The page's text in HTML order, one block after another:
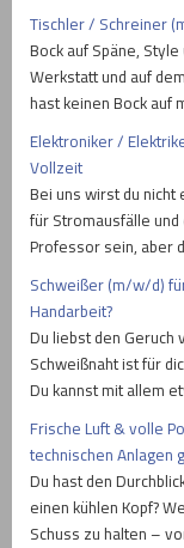
Tischler / Schreiner
Bock auf Späne,
Werkstatt und auf
hast keinen Bock auf
Elektroniker /
Vollzeit
Bei uns wirst du nicht
für Stromausfälle
Professor sein, aber
Schweißer (m/w/d)
Handarbeit?
Du liebst den
Schweißnaht ist für
Du kannst mit allem
Frische Luft & volle
technischen Anlagen
Du hast den
einen kühlen Kopf?
Schuss zu halten –